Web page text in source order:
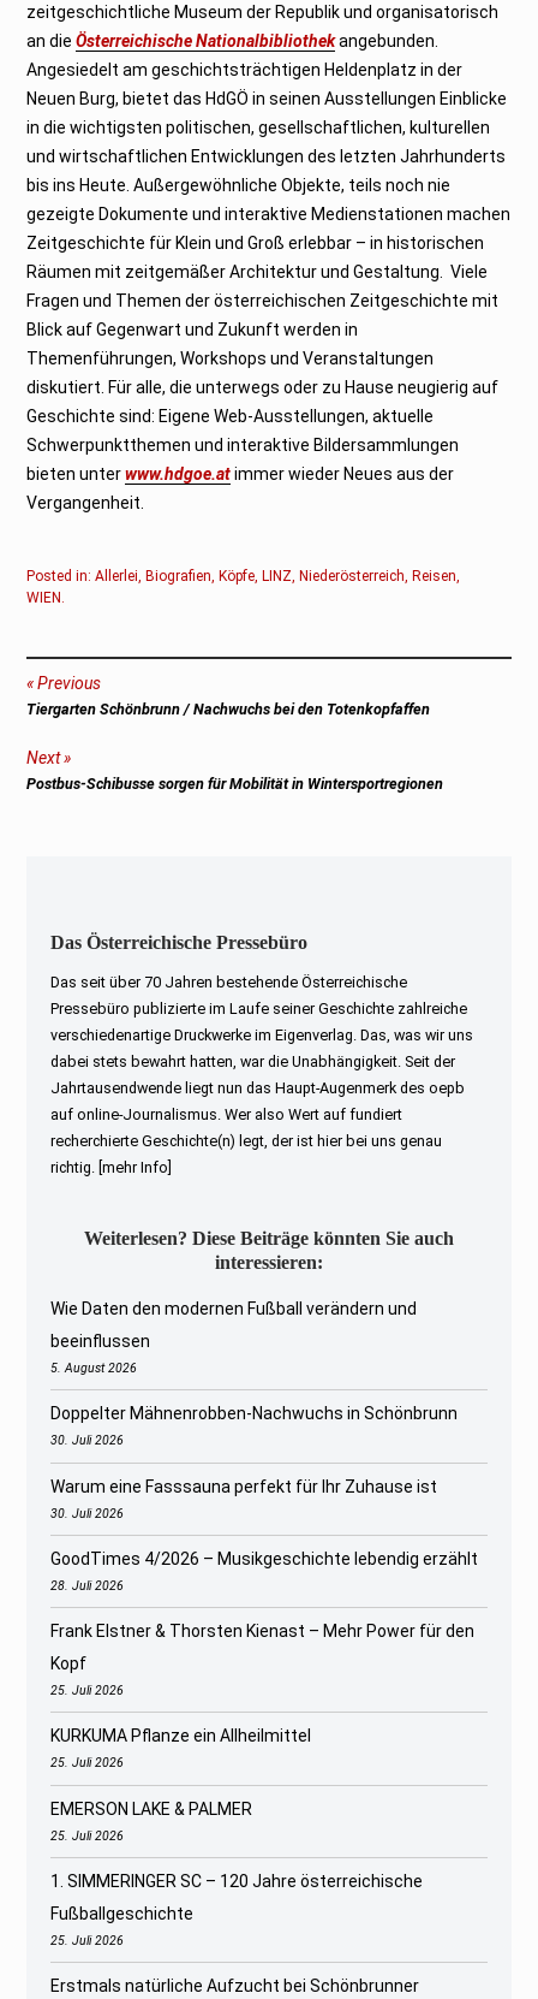
zeitgeschichtliche Museum der Republik und organisatorisch
an dieÖsterreichische Nationalbibliothekangebunden.
Angesiedelt am geschichtsträchtigen Heldenplatz in der
Neuen Burg, bietet das HdGÖ in seinen Ausstellungen Einblicke
in die wichtigsten politischen, gesellschaftlichen, kulturellen
und wirtschaftlichen Entwicklungen des letzten Jahrhunderts
bis ins Heute. Außergewöhnliche Objekte, teils noch nie
gezeigte Dokumente und interaktive Medienstationen machen
Zeitgeschichte für Klein und Groß erlebbar – in historischen
Räumen mit zeitgemäßer Architektur und Gestaltung. Viele
Fragen und Themen der österreichischen Zeitgeschichte mit
Blick auf Gegenwart und Zukunft werden in
Themenführungen, Workshops und Veranstaltungen
diskutiert. Für alle, die unterwegs oder zu Hause neugierig auf
Geschichte sind: Eigene Web-Ausstellungen, aktuelle
Schwerpunktthemen und interaktive Bildersammlungen
bieten unterwww.hdgoe.atimmer wieder Neues aus der
Vergangenheit.
Posted in:Allerlei,Biografien,Köpfe,LINZ,Niederösterreich,Reisen,
WIEN.
Beitragsnavigation
Previous
Previous
Tiergarten Schönbrunn / Nachwuchs bei den Totenkopfaffen
Next
Next
Postbus-Schibusse sorgen für Mobilität in Wintersportregionen
Das Österreichische Pressebüro
Das seit über 70 Jahren bestehende Österreichische
Pressebüro publizierte im Laufe seiner Geschichte zahlreiche
verschiedenartige Druckwerke im Eigenverlag. Das, was wir uns
dabei stets bewahrt hatten, war die Unabhängigkeit. Seit der
Jahrtausendwende liegt nun das Haupt-Augenmerk des oepb
auf online-Journalismus. Wer also Wert auf fundiert
recherchierte Geschichte(n) legt, der ist hier bei uns genau
richtig.
[mehr Info]
Weiterlesen? Diese Beiträge könnten Sie auch
interessieren:
Wie Daten den modernen Fußball verändern und
beeinflussen
5. August 2026
Doppelter Mähnenrobben-Nachwuchs in Schönbrunn
30. Juli 2026
Warum eine Fasssauna perfekt für Ihr Zuhause ist
30. Juli 2026
GoodTimes 4/2026 – Musikgeschichte lebendig erzählt
28. Juli 2026
Frank Elstner & Thorsten Kienast – Mehr Power für den
Kopf
25. Juli 2026
KURKUMA Pflanze ein Allheilmittel
25. Juli 2026
EMERSON LAKE & PALMER
25. Juli 2026
1. SIMMERINGER SC – 120 Jahre österreichische
Fußballgeschichte
25. Juli 2026
Erstmals natürliche Aufzucht bei Schönbrunner